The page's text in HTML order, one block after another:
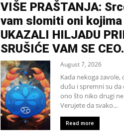
VIŠE PRAŠTANJA:
vam slomiti oni
UKAZALI HILJADU
SRUŠIĆE VAM SE
August 7, 2026
Kada nekoga zavole,
dušu i spremni su da
ono što niko drugi
Verujete da svako...
Read more